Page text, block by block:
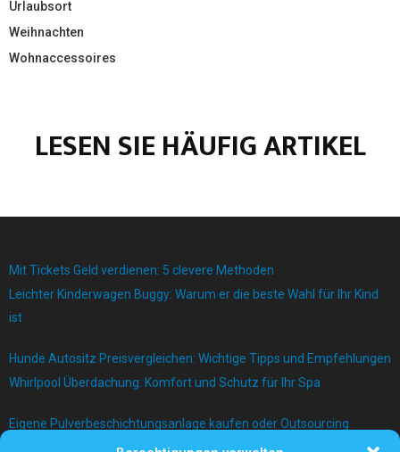
Urlaubsort
Weihnachten
Wohnaccessoires
LESEN SIE HÄUFIG ARTIKEL
Mit Tickets Geld verdienen: 5 clevere Methoden
Leichter Kinderwagen Buggy: Warum er die beste Wahl für Ihr Kind
ist
Hunde Autositz Preisvergleichen: Wichtige Tipps und Empfehlungen
Whirlpool Überdachung: Komfort und Schutz für Ihr Spa
Eigene Pulverbeschichtungsanlage kaufen oder Outsourcing